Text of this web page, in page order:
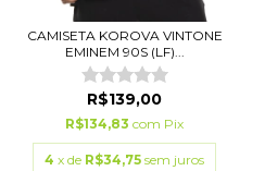
CAMISETA KOROVA VINTONE
EMINEM 90S (LF)...
R$139,00
R$134,83 com Pix
4 x de R$34,75 sem juros